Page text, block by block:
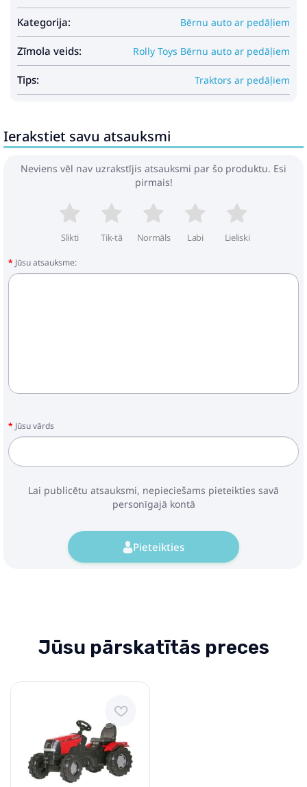
Kategorija: Bērnu auto ar pedāļiem
Zīmola veids: Rolly Toys Bērnu auto ar pedāļiem
Tips: Traktors ar pedāļiem
Ierakstiet savu atsauksmi
Neviens vēl nav uzrakstījis atsauksmi par šo produktu. Esi
pirmais!
Slikti Tik-tā Normāls Labi Lieliski
Jūsu atsauksme:
Jūsu vārds
Lai publicētu atsauksmi, nepieciešams pieteikties savā
personīgajā kontā
Pieteikties
Jūsu pārskatītās preces